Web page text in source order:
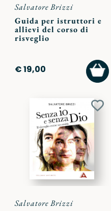
Salvatore Brizzi
Guida per istruttori e
allievi del corso di
risveglio
€ 19,00
AL
Salvatore Brizzi